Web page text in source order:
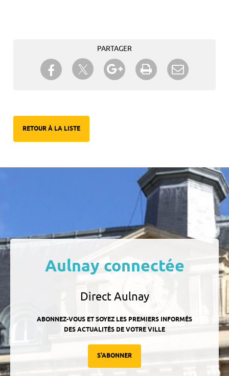
PARTAGER
Partager sur Facebook
Partager sur TwitterPartager sur Google+
Imprimer
RETOUR À LA LISTE
Aulnay connectée
Direct Aulnay
ABONNEZ-VOUS ET SOYEZ LES PREMIERS INFORMÉS
DES ACTUALITÉS DE VOTRE VILLE
S'ABONNER